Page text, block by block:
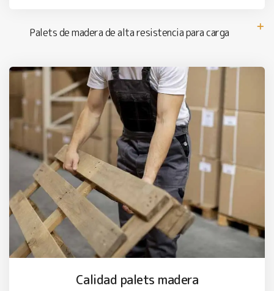
Palets de madera de alta resistencia para carga
Calidad palets madera